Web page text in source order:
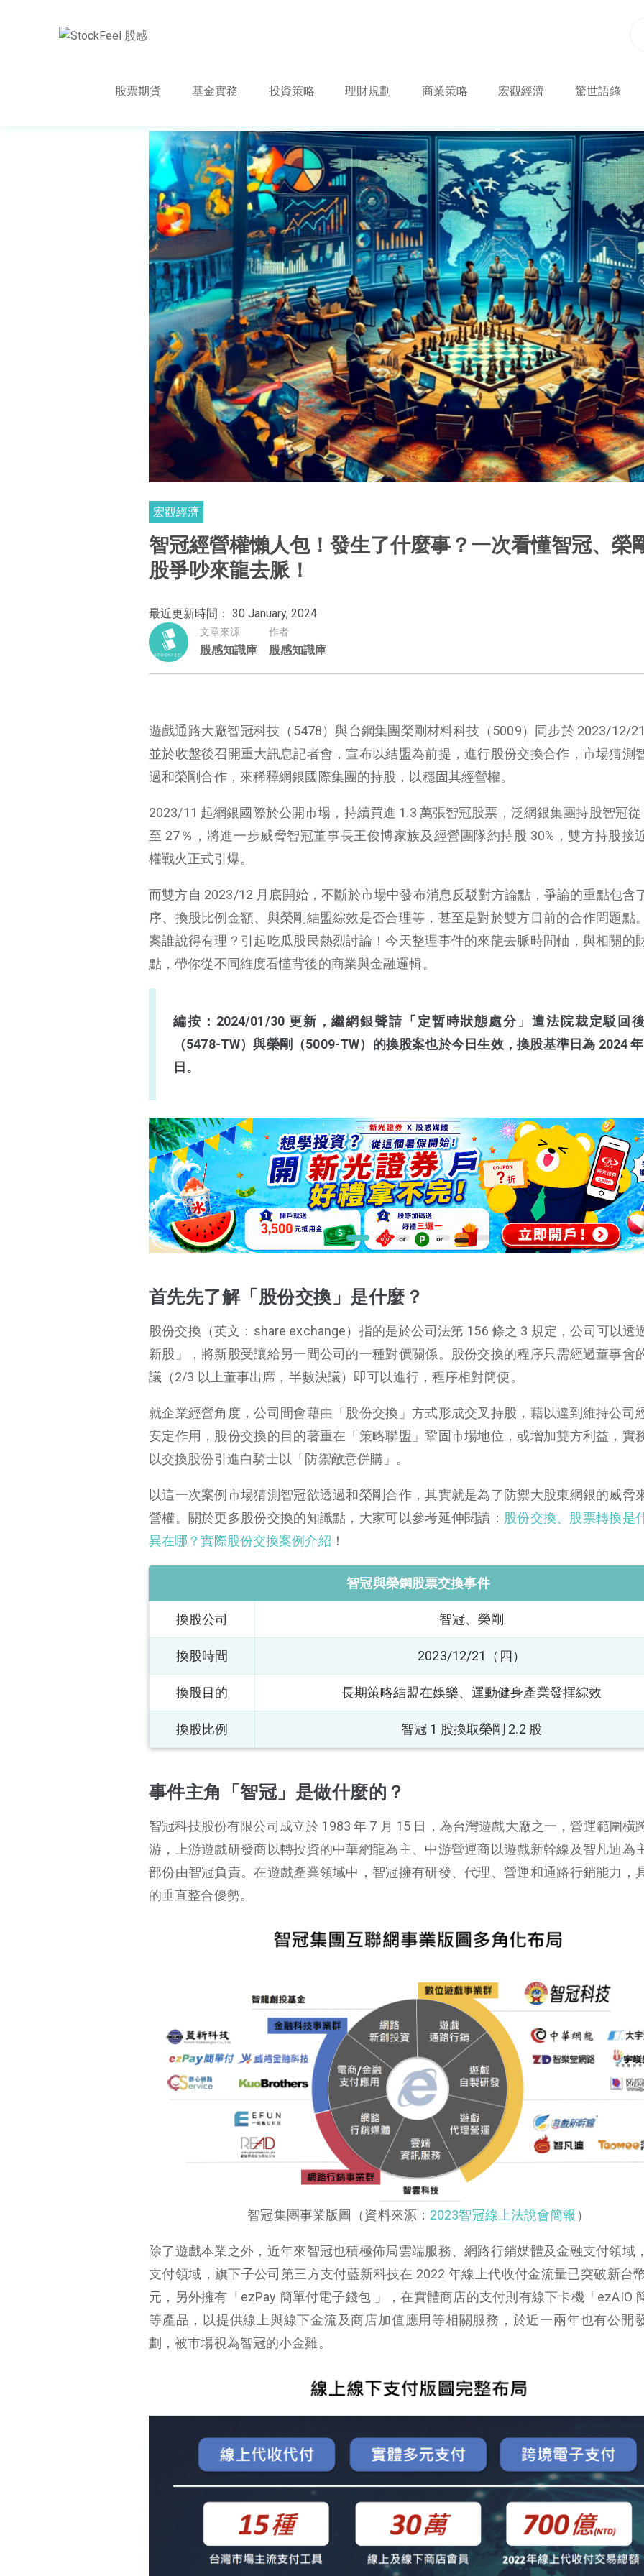
股票期貨 基金實務 投資策略 理財規劃 商業策略 宏觀經濟 驚世語錄
宏觀經濟
智冠經營權懶人包！發生了什麼事？一次看懂智冠、榮
股爭吵來龍去脈！
最近更新時間： 30 January, 2024
文章來源
股感知識庫
作者
股感知識庫
遊戲通路大廠智冠科技（5478）與台鋼集團榮剛材料科技（5009）同步於 2023/12/
並於收盤後召開重大訊息記者會，宣布以結盟為前提，進行股份交換合作，市場猜測
過和榮剛合作，來稀釋網銀國際集團的持股，以穩固其經營權。
2023/11 起網銀國際於公開市場，持續買進 1.3 萬張智冠股票，泛網銀集團持股智冠從
至 27％，將進一步威脅智冠董事長王俊博家族及經營團隊約持股 30%，雙方持股接
權戰火正式引爆。
而雙方自 2023/12 月底開始，不斷於市場中發布消息反駁對方論點，爭論的重點包含
序、換股比例金額、與榮剛結盟綜效是否合理等，甚至是對於雙方目前的合作問題點
案誰說得有理？引起吃瓜股民熱烈討論！今天整理事件的來龍去脈時間軸，與相關的
點，帶你從不同維度看懂背後的商業與金融邏輯。
編按：2024/01/30 更新，繼網銀聲請「定暫時狀態處分」遭法院裁定駁回
（5478-TW）與榮剛（5009-TW）的換股案也於今日生效，換股基準日為 2024
日。
首先先了解「股份交換」是什麼？
股份交換（英文：share exchange）指的是於公司法第 156 條之 3 規定，公司可以透
新股」，將新股受讓給另一間公司的一種對價關係。股份交換的程序只需經過董事會
議（2/3 以上董事出席，半數決議）即可以進行，程序相對簡便。
就企業經營角度，公司間會藉由「股份交換」方式形成交叉持股，藉以達到維持公司
安定作用，股份交換的目的著重在「策略聯盟」鞏固市場地位，或增加雙方利益，實
以交換股份引進白騎士以「防禦敵意併購」。
以這一次案例市場猜測智冠欲透過和榮剛合作，其實就是為了防禦大股東網銀的威脅
營權。關於更多股份交換的知識點，大家可以參考延伸閱讀： 股份交換、股票轉換是
異在哪？實際股份交換案例介紹 ！
智冠與榮鋼股票交換事件
換股公司 智冠、榮剛
換股時間 2023/12/21（四）
換股目的 長期策略結盟在娛樂、運動健身產業發揮綜效
換股比例 智冠 1 股換取榮剛 2.2 股
事件主角「智冠」是做什麼的？
智冠科技股份有限公司成立於 1983 年 7 月 15 日，為台灣遊戲大廠之一，營運範圍橫
游，上游遊戲研發商以轉投資的中華網龍為主、中游營運商以遊戲新幹線及智凡迪為
部份由智冠負責。在遊戲產業領域中，智冠擁有研發、代理、營運和通路行銷能力，
的垂直整合優勢。
智冠集團事業版圖（資料來源： 2023智冠線上法說會簡報 ）
除了遊戲本業之外，近年來智冠也積極佈局雲端服務、網路行銷媒體及金融支付領域
支付領域，旗下子公司第三方支付藍新科技在 2022 年線上代收付金流量已突破新台
元，另外擁有「ezPay 簡單付電子錢包 」，在實體商店的支付則有線下卡機「ezAIO
等產品，以提供線上與線下金流及商店加值應用等相關服務，於近一兩年也有公開
劃，被市場視為智冠的小金雞。